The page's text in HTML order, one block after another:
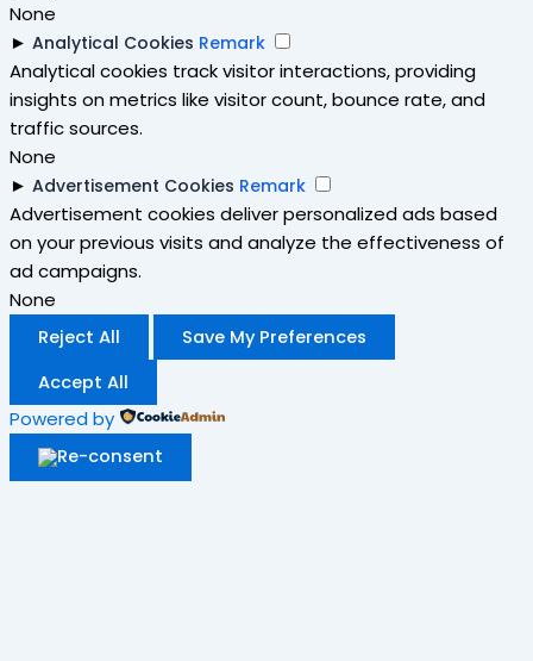
None
► Analytical Cookies Remark
Analytical cookies track visitor interactions, providing
insights on metrics like visitor count, bounce rate, and
traffic sources.
None
► Advertisement Cookies Remark
Advertisement cookies deliver personalized ads based
on your previous visits and analyze the effectiveness of
ad campaigns.
None
Reject All
Save My Preferences
Accept All
Powered by